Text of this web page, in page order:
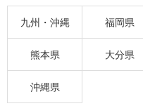
九州・沖縄 福岡県
熊本県 大分県
沖縄県